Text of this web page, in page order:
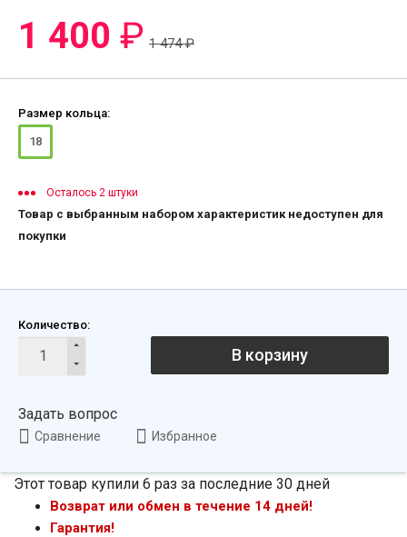
1 400 ₽ 1 474₽
Размер кольца:
18
Осталось 2 штуки
Товар с выбранным набором характеристик недоступен для
покупки
Количество:
В корзину
Задать вопрос
Сравнение Избранное
Этот товар купили 6 раз за последние 30 дней
Возврат или обмен в течение 14 дней!
Гарантия!